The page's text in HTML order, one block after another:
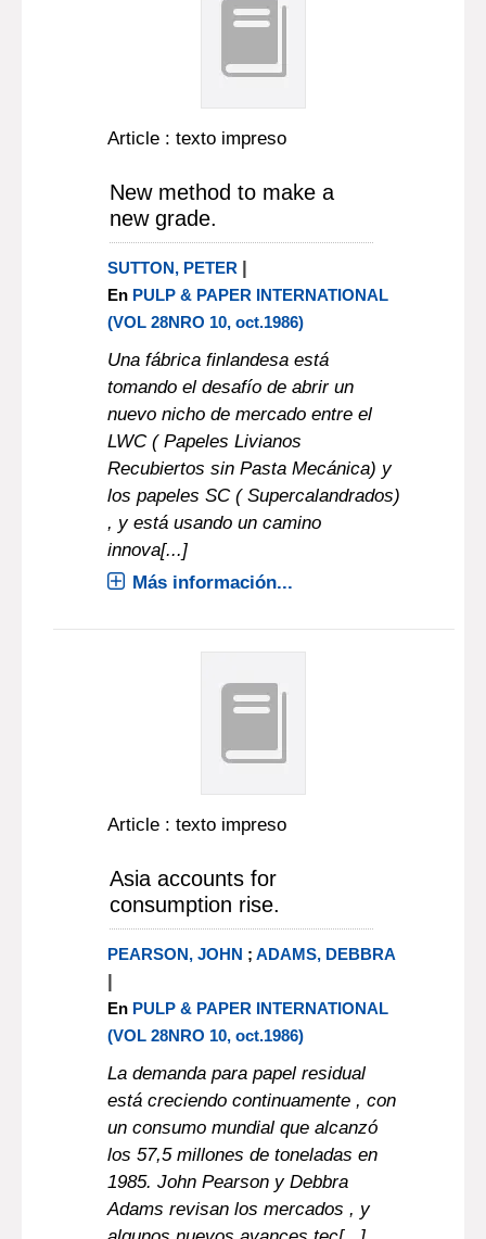
Article : texto impreso
New method to make a
new grade.
SUTTON, PETER |
En PULP & PAPER INTERNATIONAL
(VOL 28NRO 10, oct.1986)
Una fábrica finlandesa está
tomando el desafío de abrir un
nuevo nicho de mercado entre el
LWC ( Papeles Livianos
Recubiertos sin Pasta Mecánica) y
los papeles SC ( Supercalandrados)
, y está usando un camino
innova[...]
Más información...
Article : texto impreso
Asia accounts for
consumption rise.
PEARSON, JOHN ; ADAMS, DEBBRA
|
En PULP & PAPER INTERNATIONAL
(VOL 28NRO 10, oct.1986)
La demanda para papel residual
está creciendo continuamente , con
un consumo mundial que alcanzó
los 57,5 millones de toneladas en
1985. John Pearson y Debbra
Adams revisan los mercados , y